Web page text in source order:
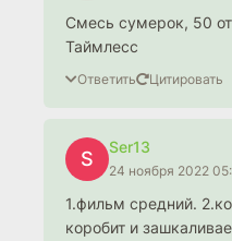
Смесь сумерок, 50
Таймлесс
Ответить Цитировать
S
Ser13
24 ноября 2022
1.фильм средний.
коробит и